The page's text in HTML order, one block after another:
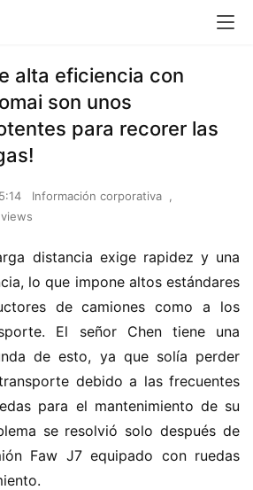
alta eficiencia con
son unos
para recorer las
Información corporativa
,
distancia exige rapidez y una
lo que impone altos estándares
de camiones como a los
El señor Chen tiene una
de esto, ya que solía perder
debido a las frecuentes
para el mantenimiento de su
se resolvió solo después de
Faw J7 equipado con ruedas